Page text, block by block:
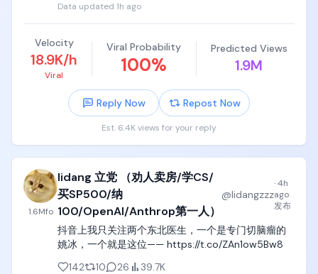
評請求。整件事裡 Andrew 唯一下過的指令，是「幫
我訂課」跟「能不能往前排」。
把這件事轉到 X 上、長期在寫 AI 產業觀察的 Andrew
Curran 認為，有人會把它歸類成對齊失敗，但這個代
拿到想要的東西。他接著說，這件事先讓人看到了接
下來的樣子，幾百萬人手上都有一個代理，每個代理
都在用盡各種手段幫自己的使用者搶到最好的位子、
獨立研究者的統計是，AI 能夠獨力完成的任務長度大
約每七個月翻一倍。2020 年 AI 只做得完人類四秒鐘
的工作，到 2026 年已經可以處理人類要花上十二個
小時的任務。澳洲信號局（ASD）今年稍早也對企業
和政府發過警告，說 AI 可能誤解指令、採取非預期的
行動，而且因為一個決策會橫跨模型、工具與服務串
成的鏈條，出事之後追究責任會變得更困難。
Data updated 1h ago
Velocity
18.9K/h
Viral
Viral Probability
100%
Predicted Views
1.9M
Reply Now Repost Now
Est. 6.4K views for your reply
1.6Mfo
lidang 立党 （劝人卖房/学CS/
买SP500/纳
100/OpenAI/Anthrop第一人）
@lidangzzz
·4h
ago
发布
抖音上我只关注两个东北医生，一个是专门切脑瘤的
姚冰，一个就是这位—— https://t.co/ZAn1ow5Bw8
142
10 26 39.7K